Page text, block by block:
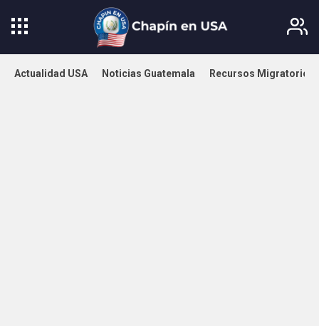
Actualidad USA Noticias Guatemala Recursos Migratorios